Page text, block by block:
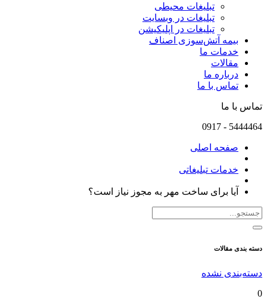
تبلیغات محیطی
تبلیغات در وبسایت
تبلیغات در اپلیکیشن
بیمه آتش‌سوزی اصناف
خدمات ما
مقالات
درباره ما
تماس با ما
تماس با ما
5444464
-
0917
صفحه اصلی
خدمات تبلیغاتی
آیا برای ساخت مهر به مجوز نیاز است؟
دسته بندی مقالات
دسته‌بندی نشده
0